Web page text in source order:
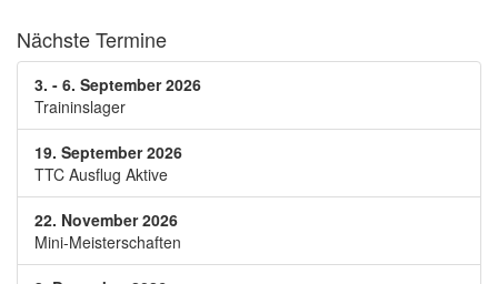
Nächste Termine
3. - 6. September 2026
Traininslager
19. September 2026
TTC Ausflug Aktive
22. November 2026
Mini-Meisterschaften